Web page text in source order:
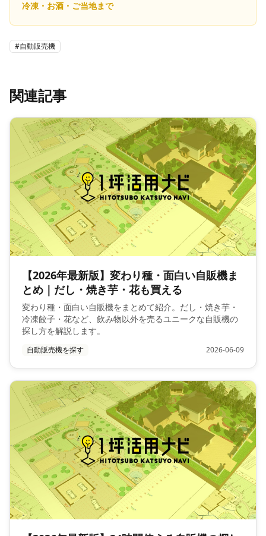
冷凍・お酒・ご当地まで
#自動販売機
関連記事
【2026年最新版】変わり種・面白い自販機ま
とめ｜だし・焼き芋・花も買える
変わり種・面白い自販機をまとめて紹介。だし・焼き芋・
冷凍餃子・花など、飲み物以外を売るユニークな自販機の
探し方を解説します。
自動販売機を探す 2026-06-09